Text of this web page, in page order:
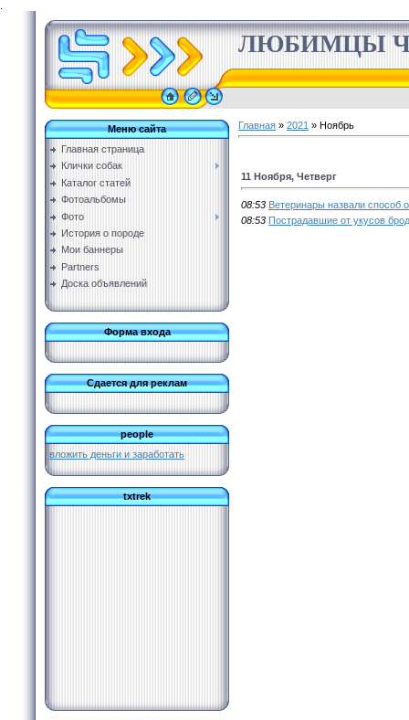
ЛЮБИМЦЫ
Меню сайта
Главная страница
Клички собак
Каталог статей
Фотоальбомы
Фото
История о породе
Мои баннеры
Partners
Доска объявлений
Форма входа
Сдается для реклам
people
вложить деньги и заработать
txtrek
Главная » 2021 » Ноябрь
11 Ноября, Четверг
08:53 Ветеринары назвали способ
08:53 Пострадавшие от укусов